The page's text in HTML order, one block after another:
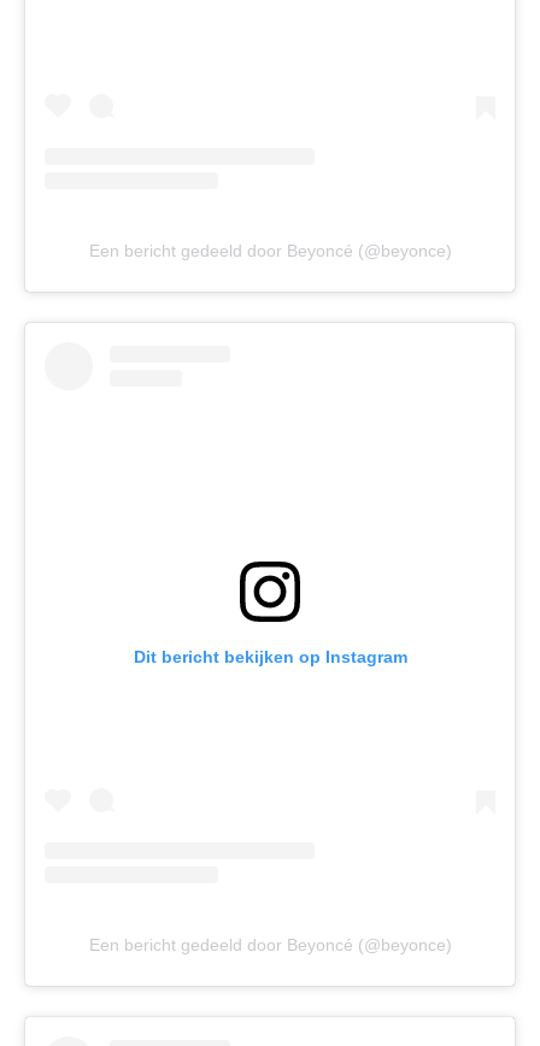
Een bericht gedeeld door Beyoncé (@beyonce)
Dit bericht bekijken op Instagram
Een bericht gedeeld door Beyoncé (@beyonce)